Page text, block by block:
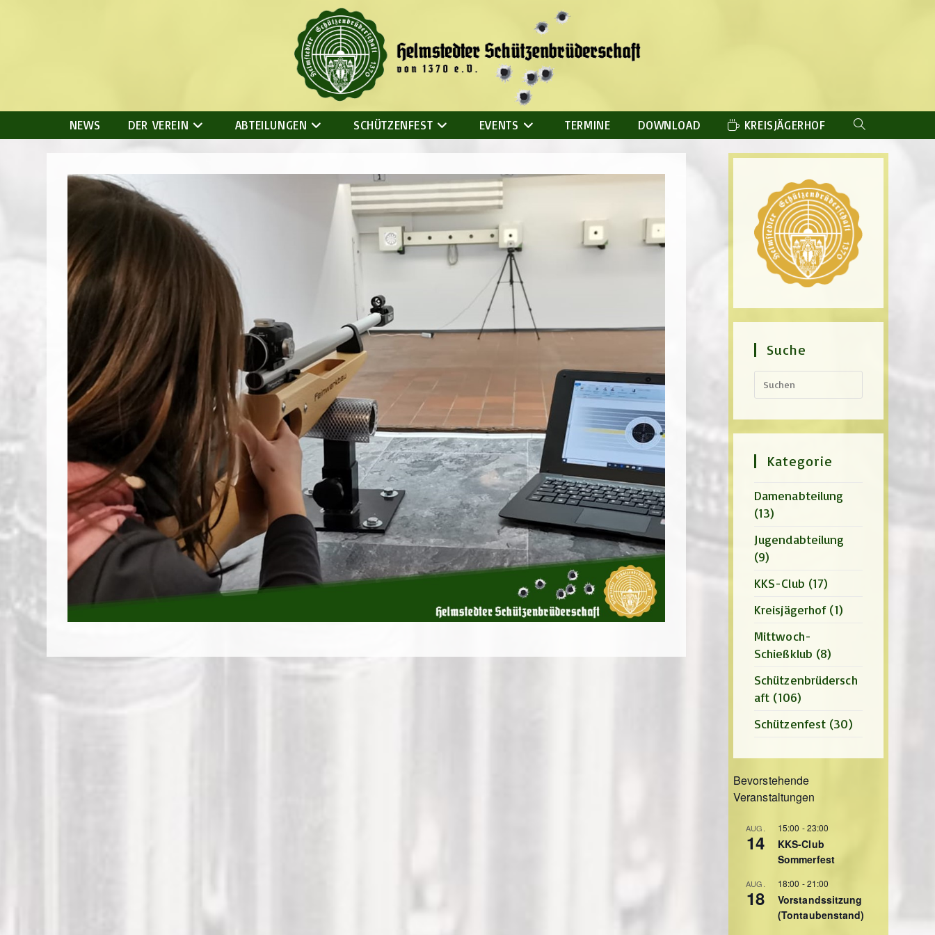
NEWS DER VEREIN ABTEILUNGEN SCHÜTZENFEST EVENTS TERMINE DOWNLOAD KREISJÄGERHOF WEBSITE-
SUCHE
Suche
Kategorie
Damenabteilung
(13)
Jugendabteilung
(9)
KKS-Club (17)
Kreisjägerhof (1)
Mittwoch-
Schießklub (8)
Schützenbrüdersch
aft (106)
Schützenfest (30)
Bevorstehende
Veranstaltungen
AUG.
14
15:00 -23:00
KKS-Club
Sommerfest
AUG.
18
18:00 -21:00
Vorstandssitzung
(Tontaubenstand)